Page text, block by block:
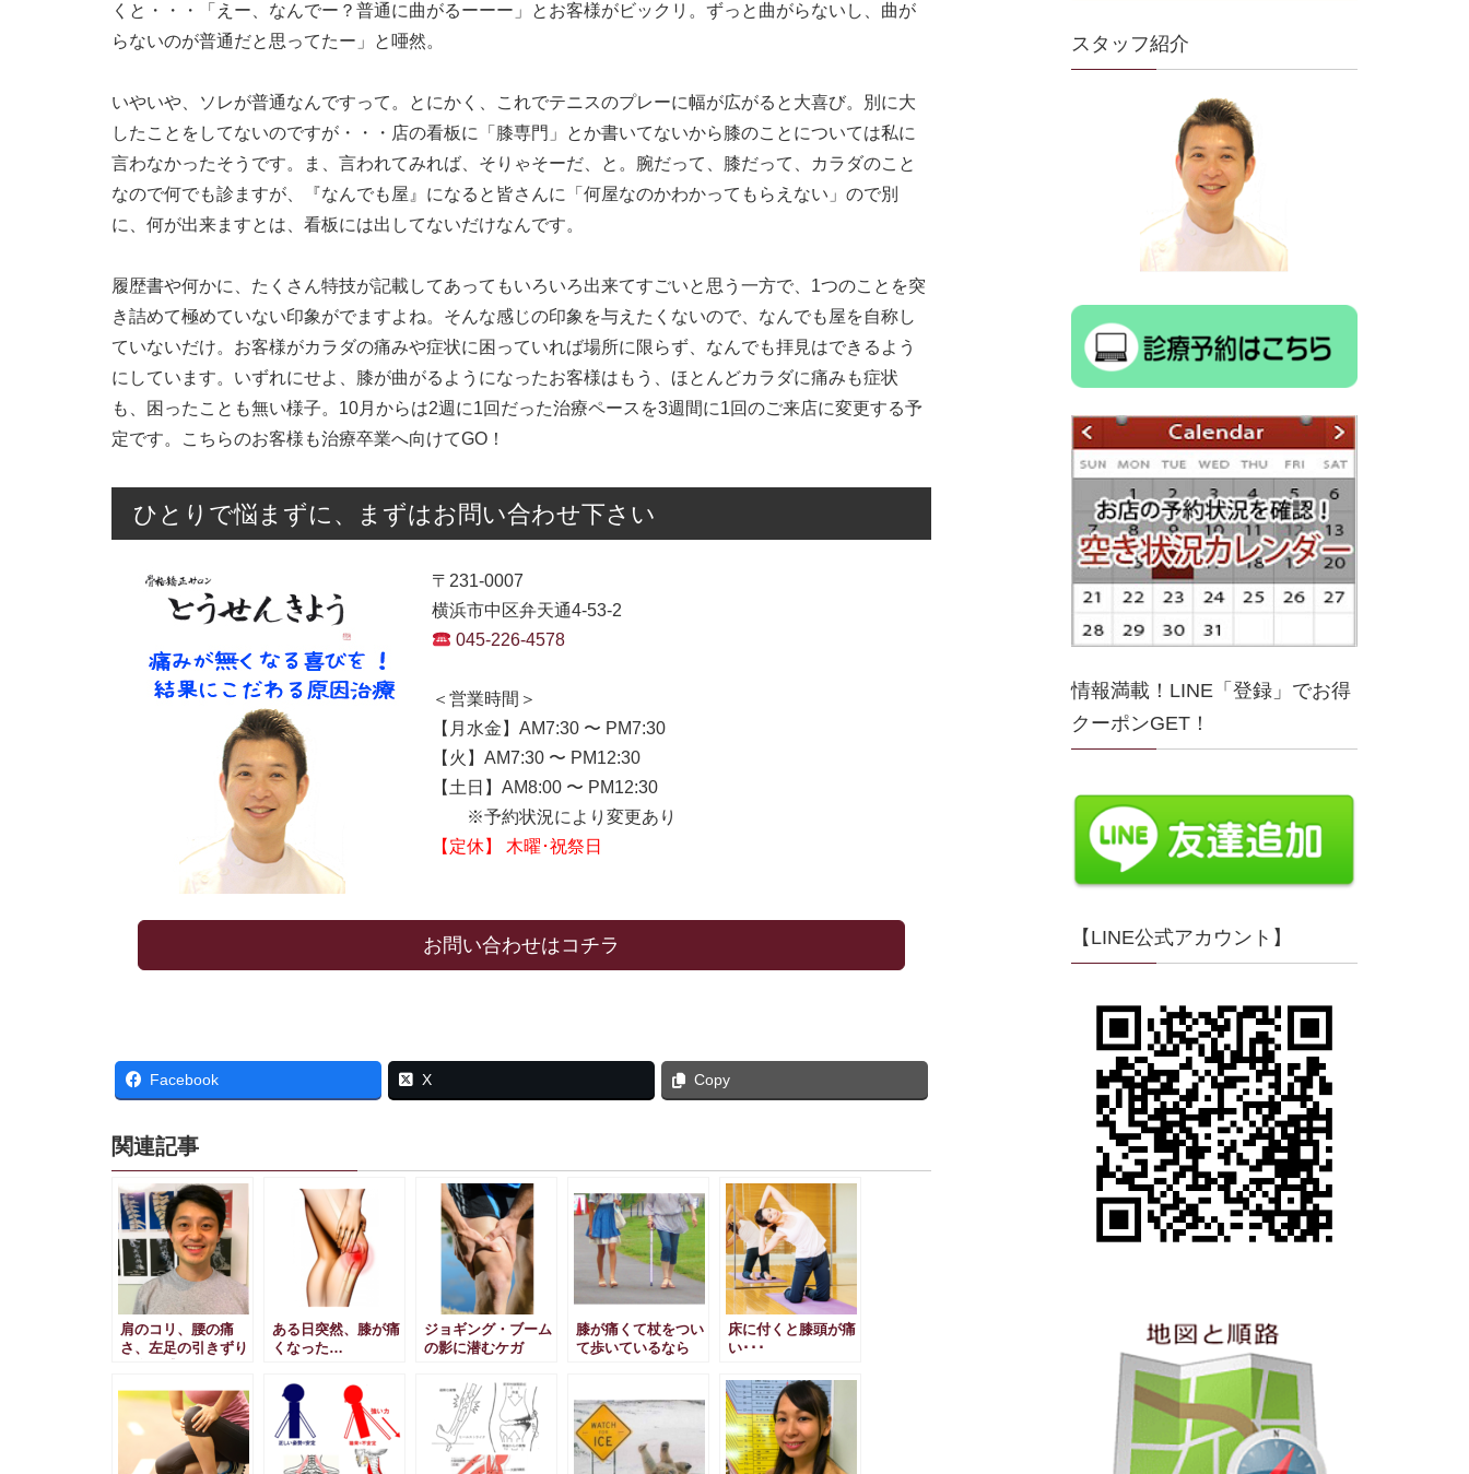
くと・・・「えー、なんでー？普通に曲がるーーー」とお客様がビックリ。ずっと曲がらないし、曲が
らないのが普通だと思ってたー」と唖然。
いやいや、ソレが普通なんですって。とにかく、これでテニスのプレーに幅が広がると大喜び。別に大
したことをしてないのですが・・・店の看板に「膝専門」とか書いてないから膝のことについては私に
言わなかったそうです。ま、言われてみれば、そりゃそーだ、と。腕だって、膝だって、カラダのこと
なので何でも診ますが、『なんでも屋』になると皆さんに「何屋なのかわかってもらえない」ので別
に、何が出来ますとは、看板には出してないだけなんです。
履歴書や何かに、たくさん特技が記載してあってもいろいろ出来てすごいと思う一方で、1つのことを突
き詰めて極めていない印象がでますよね。そんな感じの印象を与えたくないので、なんでも屋を自称し
ていないだけ。お客様がカラダの痛みや症状に困っていれば場所に限らず、なんでも拝見はできるよう
にしています。いずれにせよ、膝が曲がるようになったお客様はもう、ほとんどカラダに痛みも症状
も、困ったことも無い様子。10月からは2週に1回だった治療ペースを3週間に1回のご来店に変更する予
定です。こちらのお客様も治療卒業へ向けてGO！
ひとりで悩まずに、まずはお問い合わせ下さい
〒231-0007
横浜市中区弁天通4-53-2
045-226-4578
＜営業時間＞
【月水金】AM7:30 〜 PM7:30
【火】AM7:30 〜 PM12:30
【土日】AM8:00 〜 PM12:30
※予約状況により変更あり
【定休】 木曜･祝祭日
お問い合わせはコチラ
Facebook X Copy
関連記事
肩のコリ、腰の痛
さ、左足の引きずり
ある日突然、膝が痛
くなった…
ジョギング・ブーム
の影に潜むケガ
膝が痛くて杖をつい
て歩いているなら
床に付くと膝頭が痛
い･･･
スタッフ紹介
情報満載！LINE「登録」でお得
クーポンGET！
【LINE公式アカウント】